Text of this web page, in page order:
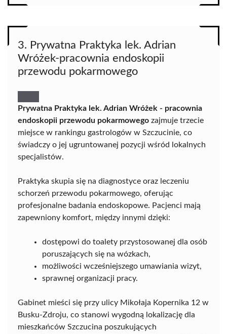
3. Prywatna Praktyka lek. Adrian
Wróżek-pracownia endoskopii
przewodu pokarmowego
Prywatna Praktyka lek. Adrian Wróżek - pracownia
endoskopii przewodu pokarmowego zajmuje trzecie
miejsce w rankingu gastrologów w Szczucinie, co
świadczy o jej ugruntowanej pozycji wśród lokalnych
specjalistów.
Praktyka skupia się na diagnostyce oraz leczeniu
schorzeń przewodu pokarmowego, oferując
profesjonalne badania endoskopowe. Pacjenci mają
zapewniony komfort, między innymi dzięki:
dostępowi do toalety przystosowanej dla osób
poruszających się na wózkach,
możliwości wcześniejszego umawiania wizyt,
sprawnej organizacji pracy.
Gabinet mieści się przy ulicy Mikołaja Kopernika 12 w
Busku-Zdroju, co stanowi wygodną lokalizację dla
mieszkańców Szczucina poszukujących